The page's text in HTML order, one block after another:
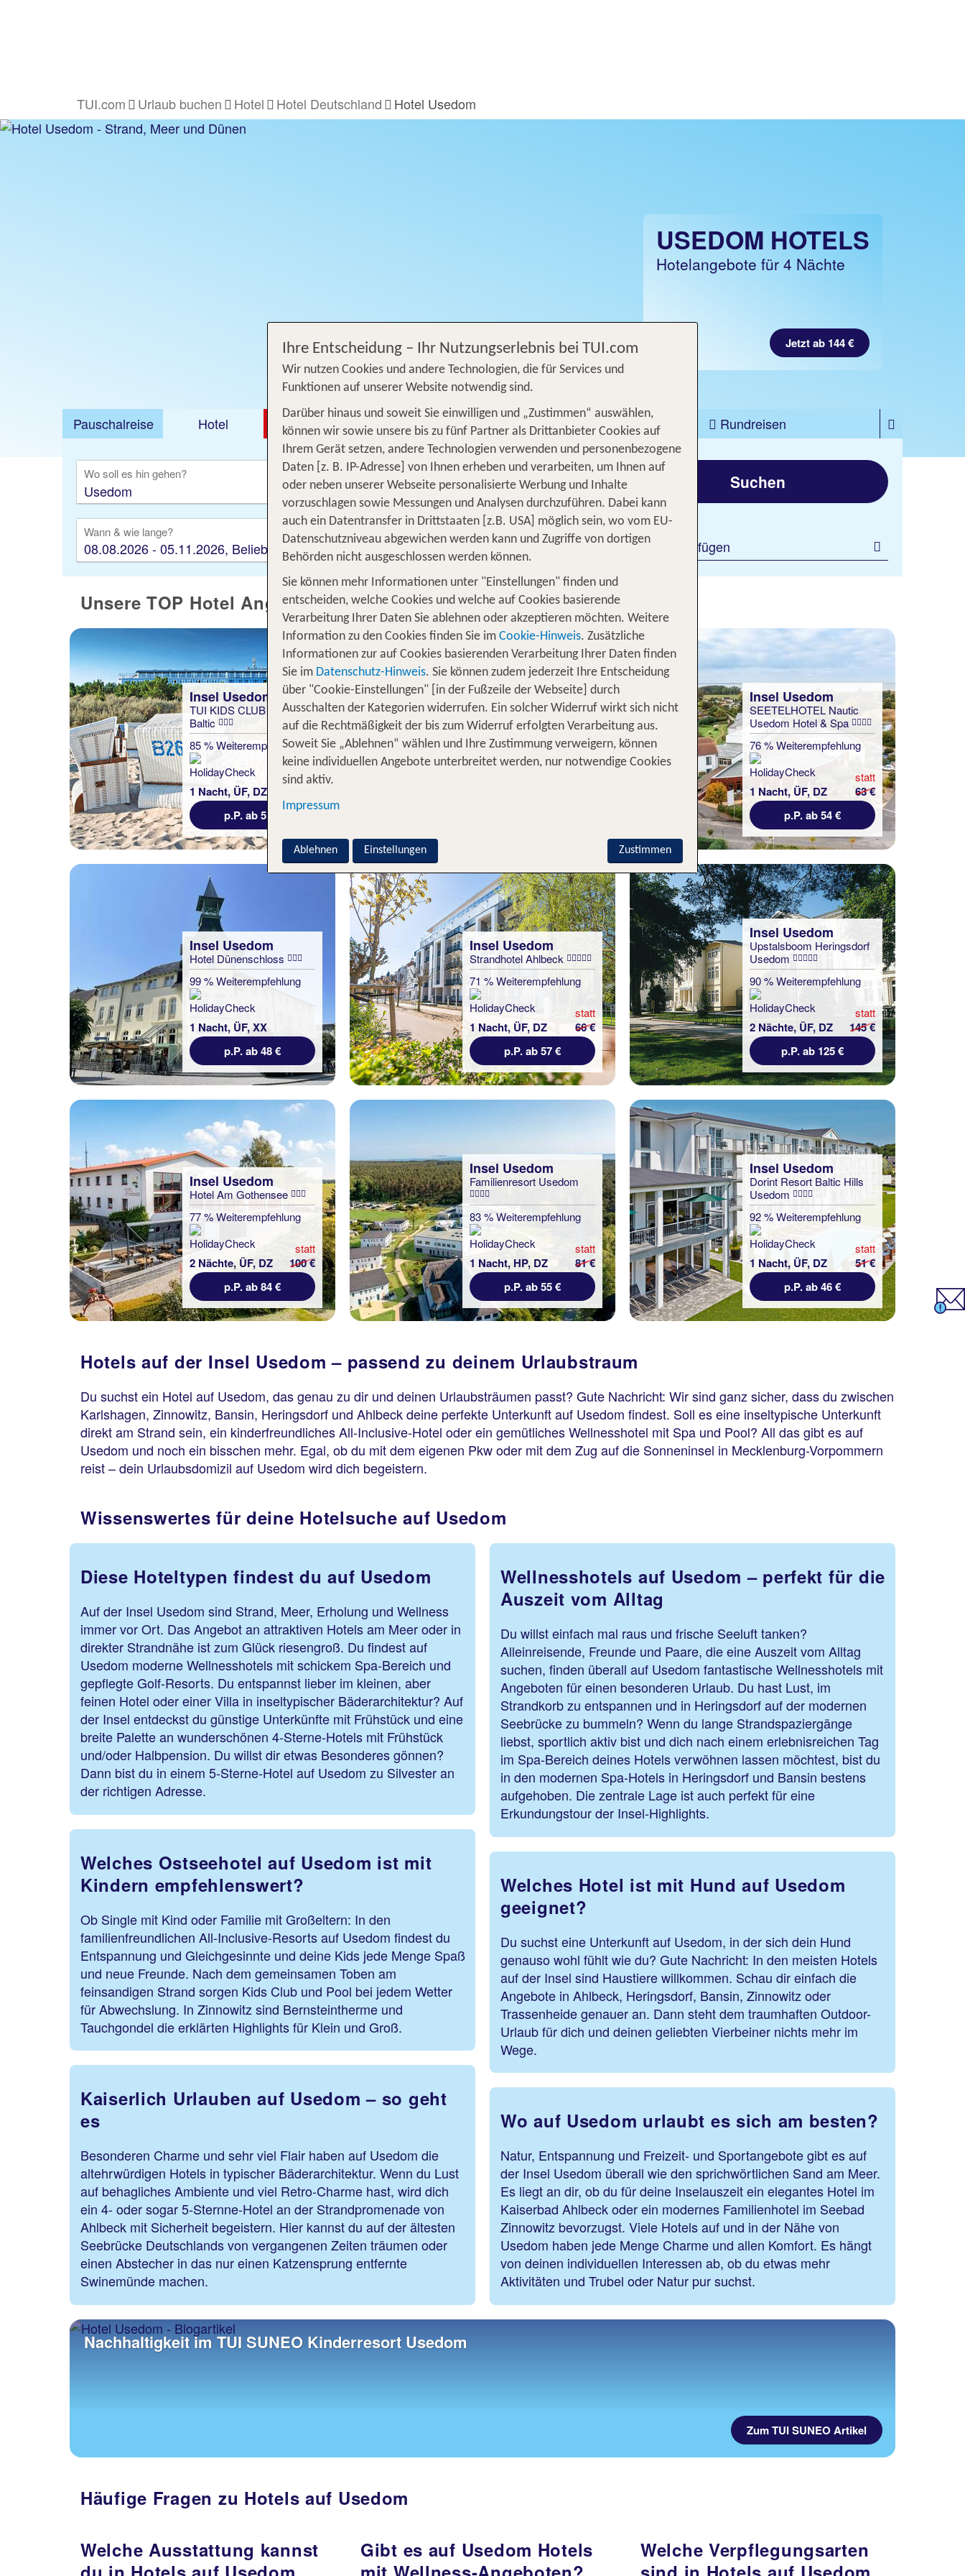
TUI.com Urlaub buchen Hotel Hotel Deutschland Hotel Usedom
USEDOM HOTELS
Hotelangebote für 4 Nächte
Jetzt ab 144 €
Pauschalreise Hotel DEALS Flug Ferienhaus Mietwagen Kreuzfahrten
Rundreisen
Ausflüge
Camper Privattransfer Zusatzleistungen
Wo soll es hin gehen?
Flug hinzufügen
Wann & wie lange?
08.08.2026 - 05.11.2026, Beliebig
Wer reist mit?
2 Erwachsene
Suchen
Filter hinzufügen
Unsere TOP Hotel Angebote für 4 Nächte auf Usedom
Insel Usedom
TUI KIDS CLUB Hotel
Baltic
85 % Weiterempfehlung
1 Nacht, ÜF, DZ
statt
p.P. ab 51 €
Insel Usedom
Schloßappartements am
Weißen Schloß
98 % Weiterempfehlung
Insel Usedom
SEETELHOTEL Nautic
Usedom Hotel & Spa
76 % Weiterempfehlung
1 Nacht, ÜF, DZ
statt
63 €
p.P. ab 54 €
Insel Usedom
Hotel Dünenschloss
99 % Weiterempfehlung
1 Nacht, ÜF, XX
p.P. ab 48 €
Insel Usedom
Strandhotel Ahlbeck
71 % Weiterempfehlung
1 Nacht, ÜF, DZ
statt
66 €
p.P. ab 57 €
Insel Usedom
Upstalsboom Heringsdorf
Usedom
90 % Weiterempfehlung
2 Nächte, ÜF, DZ
statt
145 €
p.P. ab 125 €
Insel Usedom
Hotel Am Gothensee
77 % Weiterempfehlung
2 Nächte, ÜF, DZ
statt
100 €
p.P. ab 84 €
Insel Usedom
Familienresort Usedom
83 % Weiterempfehlung
1 Nacht, HP, DZ
statt
81 €
p.P. ab 55 €
Insel Usedom
Dorint Resort Baltic Hills
Usedom
92 % Weiterempfehlung
1 Nacht, ÜF, DZ
statt
51 €
p.P. ab 46 €
Hotels auf der Insel Usedom – passend zu deinem Urlaubstraum
Du suchst ein Hotel auf Usedom, das genau zu dir und deinen Urlaubsträumen passt? Gute Nachricht: Wir sind ganz sicher, dass du zwischen
Karlshagen, Zinnowitz, Bansin, Heringsdorf und Ahlbeck deine perfekte Unterkunft auf Usedom findest. Soll es eine inseltypische Unterkunft
direkt am Strand sein, ein kinderfreundliches All-Inclusive-Hotel oder ein gemütliches Wellnesshotel mit Spa und Pool? All das gibt es auf
Usedom und noch ein bisschen mehr. Egal, ob du mit dem eigenen Pkw oder mit dem Zug auf die Sonneninsel in Mecklenburg-Vorpommern
reist – dein Urlaubsdomizil auf Usedom wird dich begeistern.
Wissenswertes für deine Hotelsuche auf Usedom
Diese Hoteltypen findest du auf Usedom
Auf der Insel Usedom sind Strand, Meer, Erholung und Wellness
immer vor Ort. Das Angebot an attraktiven Hotels am Meer oder in
direkter Strandnähe ist zum Glück riesengroß. Du findest auf
Usedom moderne Wellnesshotels mit schickem Spa-Bereich und
gepflegte Golf-Resorts. Du entspannst lieber im kleinen, aber
feinen Hotel oder einer Villa in inseltypischer Bäderarchitektur? Auf
der Insel entdeckst du günstige Unterkünfte mit Frühstück und eine
breite Palette an wunderschönen 4-Sterne-Hotels mit Frühstück
und/oder Halbpension. Du willst dir etwas Besonderes gönnen?
Dann bist du in einem 5-Sterne-Hotel auf Usedom zu Silvester an
der richtigen Adresse.
Welches Ostseehotel auf Usedom ist mit
Kindern empfehlenswert?
Ob Single mit Kind oder Familie mit Großeltern: In den
familienfreundlichen All-Inclusive-Resorts auf Usedom findest du
Entspannung und Gleichgesinnte und deine Kids jede Menge Spaß
und neue Freunde. Nach dem gemeinsamen Toben am
feinsandigen Strand sorgen Kids Club und Pool bei jedem Wetter
für Abwechslung. In Zinnowitz sind Bernsteintherme und
Tauchgondel die erklärten Highlights für Klein und Groß.
Kaiserlich Urlauben auf Usedom – so geht
es
Besonderen Charme und sehr viel Flair haben auf Usedom die
altehrwürdigen Hotels in typischer Bäderarchitektur. Wenn du Lust
auf behagliches Ambiente und viel Retro-Charme hast, wird dich
ein 4- oder sogar 5-Sternne-Hotel an der Strandpromenade von
Ahlbeck mit Sicherheit begeistern. Hier kannst du auf der ältesten
Seebrücke Deutschlands von vergangenen Zeiten träumen oder
einen Abstecher in das nur einen Katzensprung entfernte
Swinemünde machen.
Wellnesshotels auf Usedom – perfekt für die
Auszeit vom Alltag
Du willst einfach mal raus und frische Seeluft tanken?
Alleinreisende, Freunde und Paare, die eine Auszeit vom Alltag
suchen, finden überall auf Usedom fantastische Wellnesshotels mit
Angeboten für einen besonderen Urlaub. Du hast Lust, im
Strandkorb zu entspannen und in Heringsdorf auf der modernen
Seebrücke zu bummeln? Wenn du lange Strandspaziergänge
liebst, sportlich aktiv bist und dich nach einem erlebnisreichen Tag
im Spa-Bereich deines Hotels verwöhnen lassen möchtest, bist du
in den modernen Spa-Hotels in Heringsdorf und Bansin bestens
aufgehoben. Die zentrale Lage ist auch perfekt für eine
Erkundungstour der Insel-Highlights.
Welches Hotel ist mit Hund auf Usedom
geeignet?
Du suchst eine Unterkunft auf Usedom, in der sich dein Hund
genauso wohl fühlt wie du? Gute Nachricht: In den meisten Hotels
auf der Insel sind Haustiere willkommen. Schau dir einfach die
Angebote in Ahlbeck, Heringsdorf, Bansin, Zinnowitz oder
Trassenheide genauer an. Dann steht dem traumhaften Outdoor-
Urlaub für dich und deinen geliebten Vierbeiner nichts mehr im
Wege.
Wo auf Usedom urlaubt es sich am besten?
Natur, Entspannung und Freizeit- und Sportangebote gibt es auf
der Insel Usedom überall wie den sprichwörtlichen Sand am Meer.
Es liegt an dir, ob du für deine Inselauszeit ein elegantes Hotel im
Kaiserbad Ahlbeck oder ein modernes Familienhotel im Seebad
Zinnowitz bevorzugst. Viele Hotels auf und in der Nähe von
Usedom haben jede Menge Charme und allen Komfort. Es hängt
von deinen individuellen Interessen ab, ob du etwas mehr
Aktivitäten und Trubel oder Natur pur suchst.
Nachhaltigkeit im TUI SUNEO Kinderresort Usedom
Zum TUI SUNEO Artikel
Häufige Fragen zu Hotels auf Usedom
Welche Ausstattung kannst
Gibt es auf Usedom Hotels
Welche Verpflegungsarten
Ihre Entscheidung – Ihr Nutzungserlebnis bei TUI.com
Wir nutzen Cookies und andere Technologien, die für Services und
Funktionen auf unserer Website notwendig sind.
Darüber hinaus und soweit Sie einwilligen und „Zustimmen“ auswählen,
können wir sowie unsere bis zu fünf Partner als Drittanbieter Cookies auf
Ihrem Gerät setzen, andere Technologien verwenden und personenbezogene
Daten [z. B. IP-Adresse] von Ihnen erheben und verarbeiten, um Ihnen auf
oder neben unserer Webseite personalisierte Werbung und Inhalte
vorzuschlagen sowie Messungen und Analysen durchzuführen. Dabei kann
auch ein Datentransfer in Drittstaaten [z.B. USA] möglich sein, wo vom EU-
Datenschutzniveau abgewichen werden kann und Zugriffe von dortigen
Behörden nicht ausgeschlossen werden können.
Sie können mehr Informationen unter "Einstellungen" finden und
entscheiden, welche Cookies und welche auf Cookies basierende
Verarbeitung Ihrer Daten Sie ablehnen oder akzeptieren möchten. Weitere
Information zu den Cookies finden Sie im Cookie-Hinweis. Zusätzliche
Informationen zur auf Cookies basierenden Verarbeitung Ihrer Daten finden
Sie im Datenschutz-Hinweis. Sie können zudem jederzeit Ihre Entscheidung
über "Cookie-Einstellungen" [in der Fußzeile der Webseite] durch
Ausschalten der Kategorien widerrufen. Ein solcher Widerruf wirkt sich nicht
auf die Rechtmäßigkeit der bis zum Widerruf erfolgten Verarbeitung aus.
Soweit Sie „Ablehnen“ wählen und Ihre Zustimmung verweigern, können
keine individuellen Angebote unterbreitet werden, nur notwendige Cookies
sind aktiv.
Impressum
Zustimmen
Ablehnen Einstellungen